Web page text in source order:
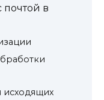
в
исходящих